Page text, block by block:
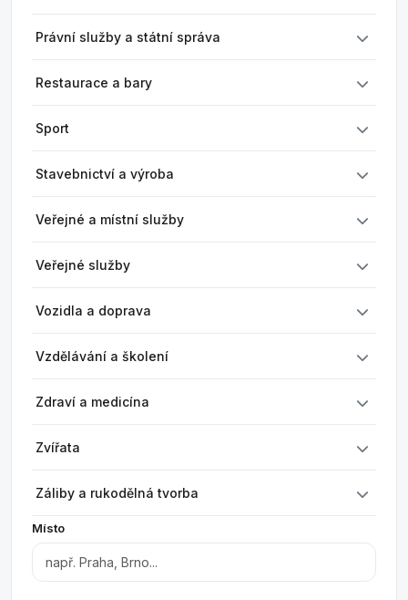
Právní služby a státní správa
Restaurace a bary
Sport
Stavebnictví a výroba
Veřejné a místní služby
Veřejné služby
Vozidla a doprava
Vzdělávání a školení
Zdraví a medicína
Zvířata
Záliby a rukodělná tvorba
Místo